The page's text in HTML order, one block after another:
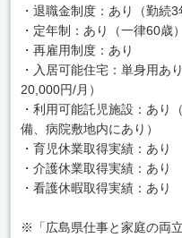
・退職金制度：あり（勤続3
・定年制：あり（一律60歳）
・再雇用制度：あり
・入居可能住宅：単身用あ
20,000円/月）
・利用可能託児施設：あり
備、病院敷地内にあり）
・育児休業取得実績：あり
・介護休業取得実績：あり
・看護休暇取得実績：あり
※「広島県仕事と家庭の両